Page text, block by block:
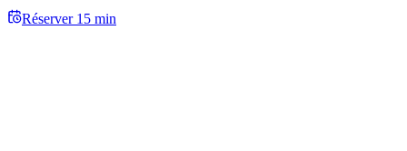
Réserver 15 min